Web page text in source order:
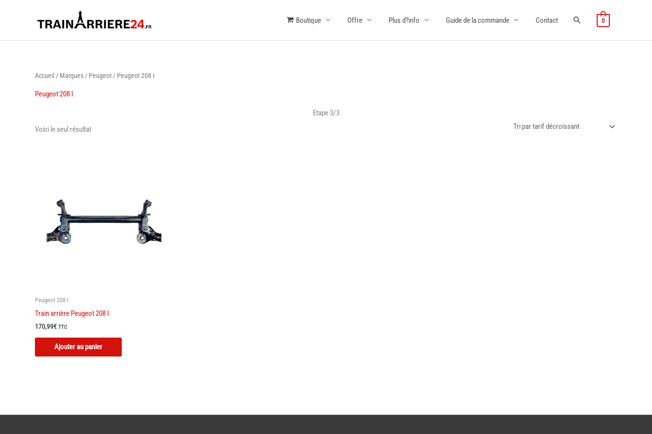
Boutique Offre Plus d?info Guide de la commande Contact 0
Accueil / Marques / Peugeot / Peugeot 208 I
Peugeot 208 I
Etape 3/3
Voici le seul résultat
Peugeot 208 I
Train arrière Peugeot 208 I
170,99€ TTC
Ajouter au panier